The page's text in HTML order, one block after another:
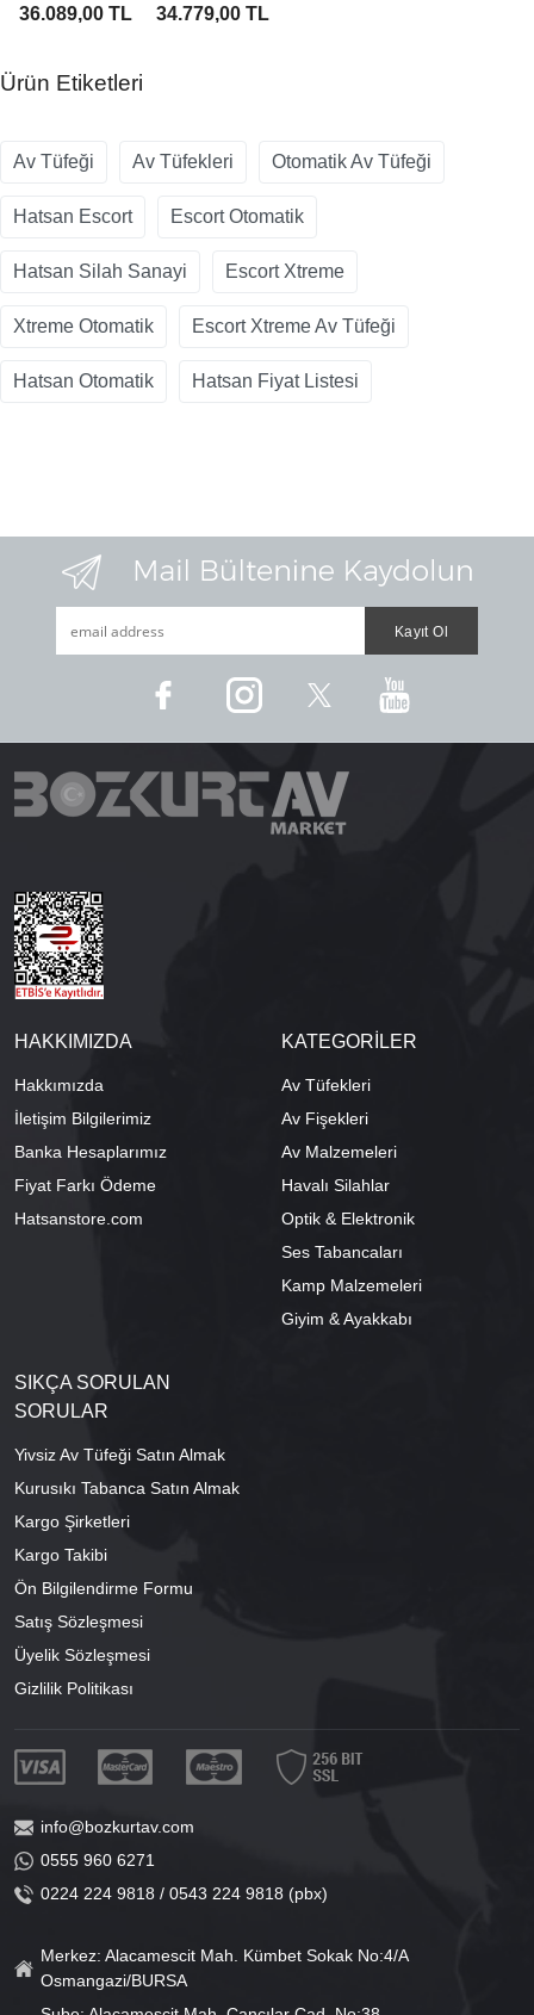
Av Tüfeği
36.089,00 TL
Otomatik
34.779,00 TL
Ürün Etiketleri
Av Tüfeği Av Tüfekleri Otomatik Av Tüfeği
Hatsan Escort Escort Otomatik
Hatsan Silah Sanayi Escort Xtreme
Xtreme Otomatik Escort Xtreme Av Tüfeği
Hatsan Otomatik Hatsan Fiyat Listesi
HAKKIMIZDA
Hakkımızda
İletişim Bilgilerimiz
Banka Hesaplarımız
Fiyat Farkı Ödeme
Hatsanstore.com
KATEGORİLER
Av Tüfekleri
Av Fişekleri
Av Malzemeleri
Havalı Silahlar
Optik & Elektronik
Ses Tabancaları
Kamp Malzemeleri
Giyim & Ayakkabı
SIKÇA SORULAN
SORULAR
Yivsiz Av Tüfeği Satın Almak
Kurusıkı Tabanca Satın Almak
Kargo Şirketleri
Kargo Takibi
Ön Bilgilendirme Formu
Satış Sözleşmesi
Üyelik Sözleşmesi
Gizlilik Politikası
info@bozkurtav.com
0555 960 6271
0224 224 9818 / 0543 224 9818 (pbx)
Merkez: Alacamescit Mah. Kümbet Sokak No:4/A
Osmangazi/BURSA